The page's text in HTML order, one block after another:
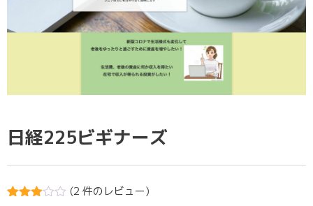
日経225ビギナーズ
(2 件のレビュー)